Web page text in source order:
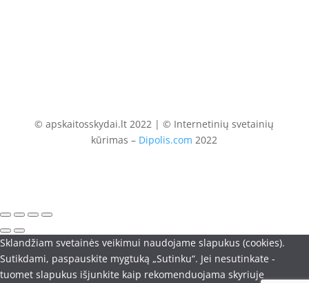
© apskaitosskydai.lt 2022 | © Internetinių svetainių
kūrimas – Dipolis.com 2022
Sklandžiam svetainės veikimui naudojame slapukus (cookies).
Sutikdami, paspauskite mygtuką „Sutinku“. Jei nesutinkate -
tuomet slapukus išjunkite kaip rekomenduojama skyriuje